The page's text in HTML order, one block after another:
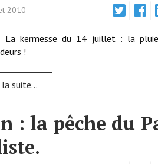
2010
: La kermesse du 14 juillet : la
!
la suite...
: la pêche du